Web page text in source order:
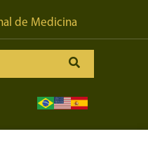
de Medicina